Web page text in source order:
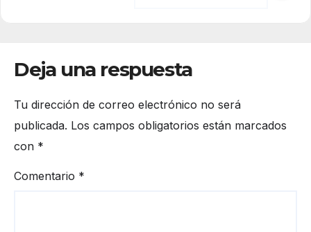
Deja una respuesta
Tu dirección de correo electrónico no será
publicada. Los campos obligatorios están marcados
con *
Comentario *